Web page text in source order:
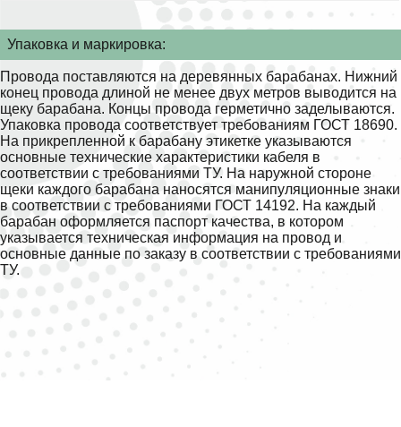
Упаковка и маркировка:
Провода поставляются на деревянных барабанах. Нижний
конец провода длиной не менее двух метров выводится на
щеку барабана. Концы провода герметично заделываются.
Упаковка провода соответствует требованиям ГОСТ 18690.
На прикрепленной к барабану этикетке указываются
основные технические характеристики кабеля в
соответствии с требованиями ТУ. На наружной стороне
щеки каждого барабана наносятся манипуляционные знаки
в соответствии с требованиями ГОСТ 14192. На каждый
барабан оформляется паспорт качества, в котором
указывается техническая информация на провод и
основные данные по заказу в соответствии с требованиями
ТУ.